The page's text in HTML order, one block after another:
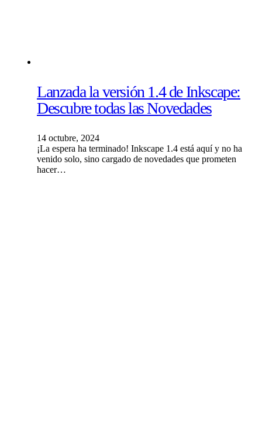
Lanzada la versión 1.4 de Inkscape:
Descubre todas las Novedades
14 octubre, 2024
¡La espera ha terminado! Inkscape 1.4 está aquí y no ha
venido solo, sino cargado de novedades que prometen
hacer…